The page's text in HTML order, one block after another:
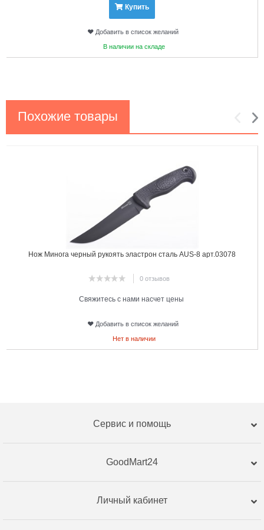
Купить
Добавить в список желаний
В наличии на складе
Похожие товары
Нож Минога черный рукоять эластрон сталь AUS-8 арт.03078
0 отзывов
Свяжитесь с нами насчет цены
Добавить в список желаний
Нет в наличии
Сервис и помощь
GoodMart24
Личный кабинет